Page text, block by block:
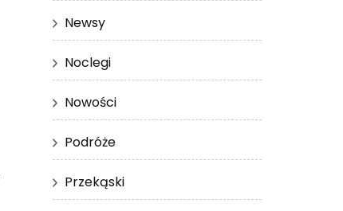
Newsy
Noclegi
Nowości
Podróże
Przekąski